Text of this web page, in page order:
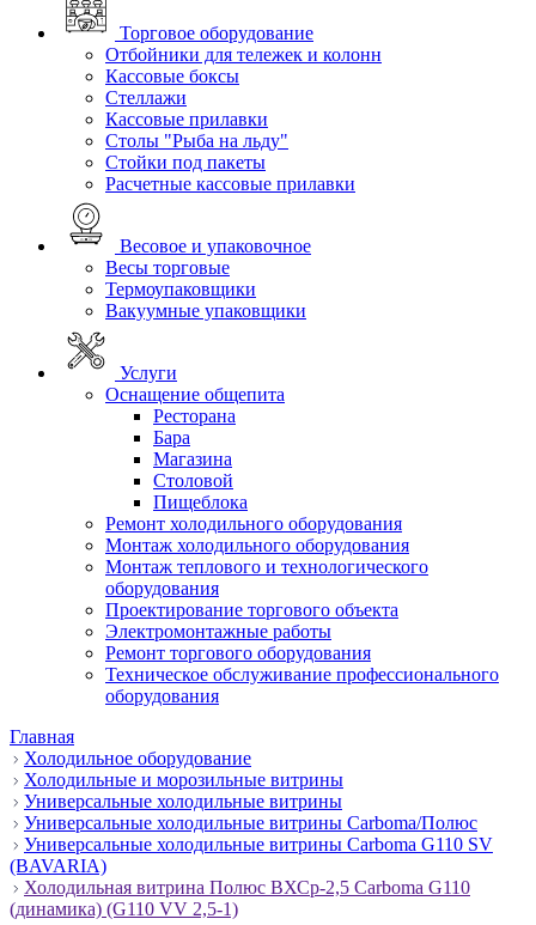
Торговое оборудование
Отбойники для тележек и колонн
Кассовые боксы
Стеллажи
Кассовые прилавки
Столы "Рыба на льду"
Стойки под пакеты
Расчетные кассовые прилавки
Весовое и упаковочное
Весы торговые
Термоупаковщики
Вакуумные упаковщики
Услуги
Оснащение общепита
Ресторана
Бара
Магазина
Столовой
Пищеблока
Ремонт холодильного оборудования
Монтаж холодильного оборудования
Монтаж теплового и технологического
оборудования
Проектирование торгового объекта
Электромонтажные работы
Ремонт торгового оборудования
Техническое обслуживание профессионального
оборудования
Главная
Холодильное оборудование
Холодильные и морозильные витрины
Универсальные холодильные витрины
Универсальные холодильные витрины Carboma/Полюс
Универсальные холодильные витрины Carboma G110 SV
(BAVARIA)
Холодильная витрина Полюс ВХСр-2,5 Сarboma G110
(динамика) (G110 VV 2,5-1)